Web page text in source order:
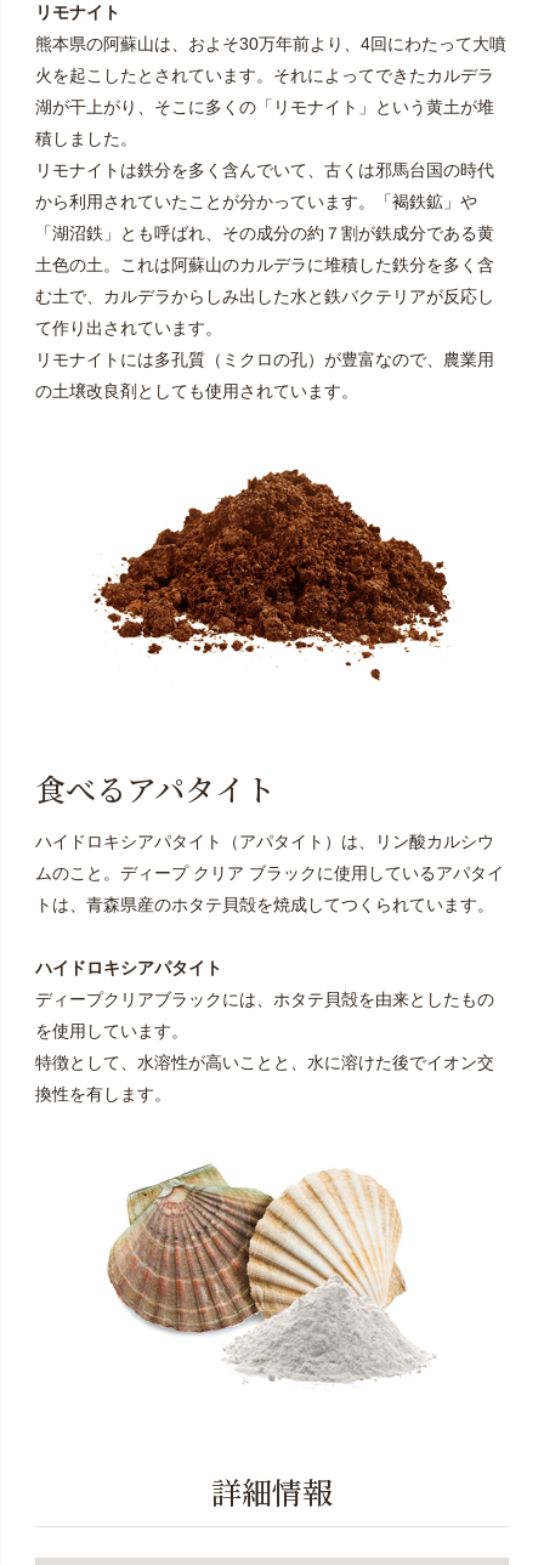
リモナイト
熊本県の阿蘇山は、およそ30万年前より、4回にわたって大噴
火を起こしたとされています。それによってできたカルデラ
湖が干上がり、そこに多くの「リモナイト」という黄土が堆
積しました。
リモナイトは鉄分を多く含んでいて、古くは邪馬台国の時代
から利用されていたことが分かっています。「褐鉄鉱」や
「湖沼鉄」とも呼ばれ、その成分の約７割が鉄成分である黄
土色の土。これは阿蘇山のカルデラに堆積した鉄分を多く含
む土で、カルデラからしみ出した水と鉄バクテリアが反応し
て作り出されています。
リモナイトには多孔質（ミクロの孔）が豊富なので、農業用
の土壌改良剤としても使用されています。
食べるアパタイト
ハイドロキシアパタイト（アパタイト）は、リン酸カルシウ
ムのこと。ディープ クリア ブラックに使用しているアパタイ
トは、青森県産のホタテ貝殻を焼成してつくられています。
ハイドロキシアパタイト
ディープクリアブラックには、ホタテ貝殻を由来としたもの
を使用しています。
特徴として、水溶性が高いことと、水に溶けた後でイオン交
換性を有します。
詳細情報